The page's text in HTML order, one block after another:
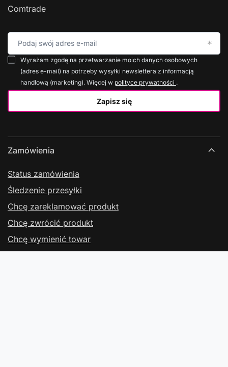
Comtrade
Podaj swój adres e-mail
Zapisz się
Wyrażam zgodę na przetwarzanie moich danych osobowych
(adres e-mail) na potrzeby wysyłki newslettera z informacją
handlową (marketing). Więcej w polityce prywatności .
Zamówienia
Status zamówienia
Śledzenie przesyłki
Chcę zareklamować produkt
Chcę zwrócić produkt
Chcę wymienić towar